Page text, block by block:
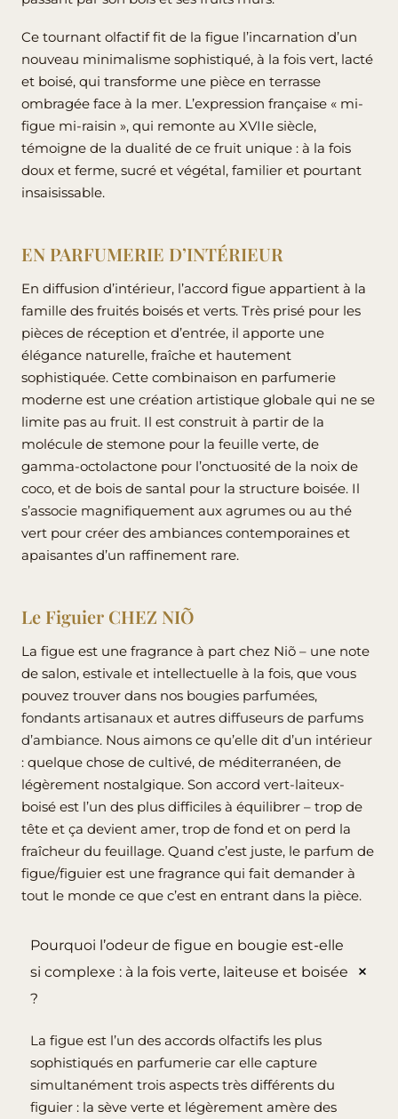
Ce tournant olfactif fit de la figue l’incarnation d’un
nouveau minimalisme sophistiqué, à la fois vert, lacté
et boisé, qui transforme une pièce en terrasse
ombragée face à la mer. L’expression française « mi-
figue mi-raisin », qui remonte au XVIIe siècle,
témoigne de la dualité de ce fruit unique : à la fois
doux et ferme, sucré et végétal, familier et pourtant
insaisissable.
EN PARFUMERIE D’INTÉRIEUR
En diffusion d’intérieur, l’accord figue appartient à la
famille des fruités boisés et verts. Très prisé pour les
pièces de réception et d’entrée, il apporte une
élégance naturelle, fraîche et hautement
sophistiquée. Cette combinaison en parfumerie
moderne est une création artistique globale qui ne se
limite pas au fruit. Il est construit à partir de la
molécule de stemone pour la feuille verte, de
gamma-octolactone pour l’onctuosité de la noix de
coco, et de bois de santal pour la structure boisée. Il
s’associe magnifiquement aux agrumes ou au thé
vert pour créer des ambiances contemporaines et
apaisantes d’un raffinement rare.
Le Figuier CHEZ NIÕ
La figue est une fragrance à part chez Niõ – une note
de salon, estivale et intellectuelle à la fois, que vous
pouvez trouver dans nos bougies parfumées,
fondants artisanaux et autres diffuseurs de parfums
d’ambiance. Nous aimons ce qu’elle dit d’un intérieur
: quelque chose de cultivé, de méditerranéen, de
légèrement nostalgique. Son accord vert-laiteux-
boisé est l’un des plus difficiles à équilibrer – trop de
tête et ça devient amer, trop de fond et on perd la
fraîcheur du feuillage. Quand c’est juste, le parfum de
figue/figuier est une fragrance qui fait demander à
tout le monde ce que c’est en entrant dans la pièce.
Pourquoi l’odeur de figue en bougie est-elle
si complexe : à la fois verte, laiteuse et boisée
?
La figue est l’un des accords olfactifs les plus
sophistiqués en parfumerie car elle capture
simultanément trois aspects très différents du
figuier : la sève verte et légèrement amère des